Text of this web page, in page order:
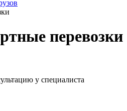
перевозки
у специалиста